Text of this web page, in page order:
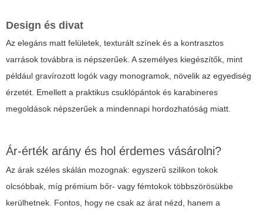
Design és divat
Az elegáns matt felületek, texturált színek és a kontrasztos
varrások továbbra is népszerűek. A személyes kiegészítők, mint
például gravírozott logók vagy monogramok, növelik az egyediség
érzetét. Emellett a praktikus csuklópántok és karabineres
megoldások népszerűek a mindennapi hordozhatóság miatt.
Ár-érték arány és hol érdemes vásárolni?
Az árak széles skálán mozognak: egyszerű szilikon tokok
olcsóbbak, míg prémium bőr- vagy fémtokok többszörösükbe
kerülhetnek. Fontos, hogy ne csak az árat nézd, hanem a